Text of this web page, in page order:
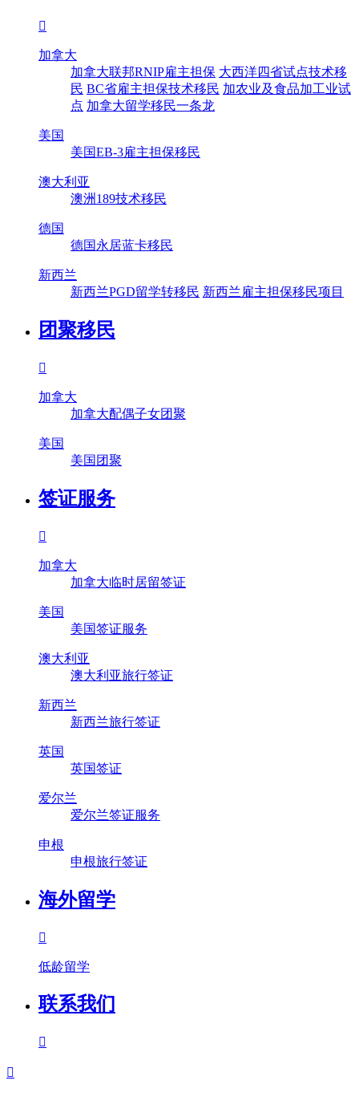

加拿大
加拿大联邦RNIP雇主担保 大西洋四省试点技术移
民 BC省雇主担保技术移民 加农业及食品加工业试
点 加拿大留学移民一条龙
美国
美国EB-3雇主担保移民
澳大利亚
澳洲189技术移民
德国
德国永居蓝卡移民
新西兰
新西兰PGD留学转移民 新西兰雇主担保移民项目
团聚移民

加拿大
加拿大配偶子女团聚
美国
美国团聚
签证服务

加拿大
加拿大临时居留签证
美国
美国签证服务
澳大利亚
澳大利亚旅行签证
新西兰
新西兰旅行签证
英国
英国签证
爱尔兰
爱尔兰签证服务
申根
申根旅行签证
海外留学

低龄留学
联系我们

